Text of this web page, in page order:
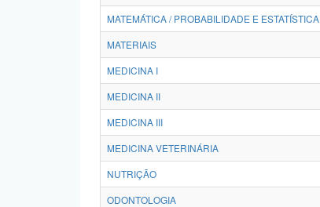
MATEMÁTICA / PROBABILIDADE E ESTATÍSTICA
MATERIAIS
MEDICINA I
MEDICINA II
MEDICINA III
MEDICINA VETERINÁRIA
NUTRIÇÃO
ODONTOLOGIA